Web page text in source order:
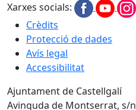
Xarxes socials:
Crèdits
Protecció de dades
Avís legal
Accessibilitat
Ajuntament de Castellgalí
Avinguda de Montserrat, s/n